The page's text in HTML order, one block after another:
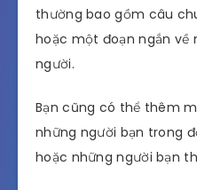
thường bao gồm câu
hoặc một đoạn ngắn về
người.
Bạn cũng có thể thêm
những người bạn trong
hoặc những người bạn